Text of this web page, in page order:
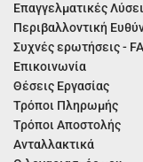
Επαγγελματικές
Περιβαλλοντική
Συχνές ερωτήσεις -
Επικοινωνία
Θέσεις Εργασίας
Τρόποι Πληρωμής
Τρόποι Αποστολής
Ανταλλακτικά